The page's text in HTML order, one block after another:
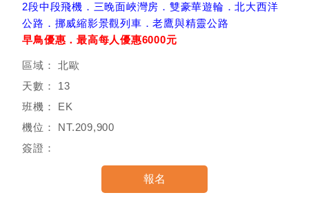
2段中段飛機．三晚面峽灣房．雙豪華遊輪．北大西洋
公路．挪威縮影景觀列車．老鷹與精靈公路
早鳥優惠．最高每人優惠6000元
北歐
13
EK
NT.209,900